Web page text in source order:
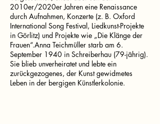
2010er/2020er Jahren eine Renaissance
durch Aufnahmen, Konzerte (z. B. Oxford
International Song Festival, Liedkunst-Projekte
in Görlitz) und Projekte wie „Die Klänge der
Frauen“.Anna Teichmüller starb am 6.
September 1940 in Schreiberhau (79-jährig).
Sie blieb unverheiratet und lebte ein
zurückgezogenes, der Kunst gewidmetes
Leben in der bergigen Künstlerkolonie.